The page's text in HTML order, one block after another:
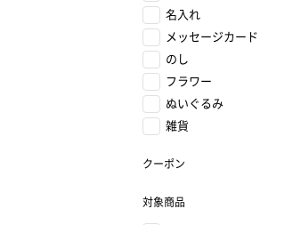
名入れ
メッセージカード
のし
フラワー
ぬいぐるみ
雑貨
クーポン
対象商品